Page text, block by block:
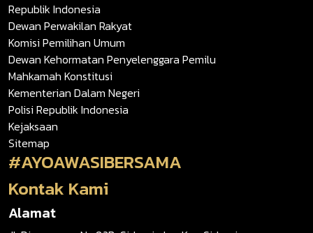
Republik Indonesia
Dewan Perwakilan Rakyat
Komisi Pemilihan Umum
Dewan Kehormatan Penyelenggara Pemilu
Mahkamah Konstitusi
Kementerian Dalam Negeri
Polisi Republik Indonesia
Kejaksaan
Sitemap
#AYOAWASIBERSAMA
Kontak Kami
Alamat